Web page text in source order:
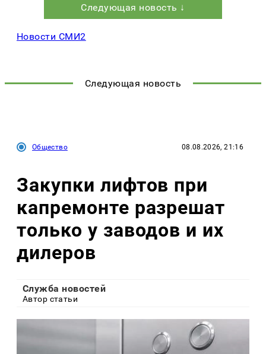
Следующая новость ↓
Новости СМИ2
Следующая новость
Общество 08.08.2026, 21:16
Закупки лифтов при
капремонте разрешат
только у заводов и их
дилеров
Служба новостей
Автор статьи